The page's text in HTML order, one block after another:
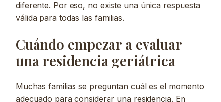
diferente. Por eso, no existe una única respuesta
válida para todas las familias.
Cuándo empezar a evaluar
una residencia geriátrica
Muchas familias se preguntan cuál es el momento
adecuado para considerar una residencia. En